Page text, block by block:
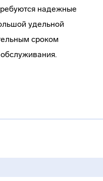
надежные
удельной
сроком